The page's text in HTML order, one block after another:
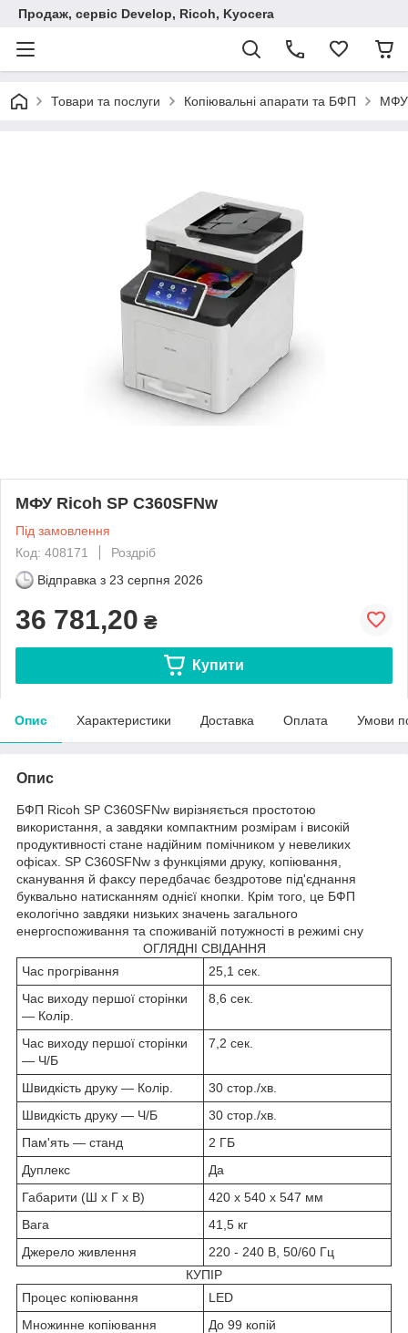
Продаж, сервіс Develop, Ricoh, Kyocera
Товари та послуги Копіювальні апарати та БФП МФУ
МФУ Ricoh SP C360SFNw
Під замовлення
Код: 408171
Роздріб
Відправка з 23 серпня 2026
36 781,20 ₴
Купити
Опис Характеристики Доставка Оплата Умови
Опис
БФП Ricoh SP C360SFNw вирізняється простотою
використання, а завдяки компактним розмірам і високій
продуктивності стане надійним помічником у невеликих
офісах. SP C360SFNw з функціями друку, копіювання,
сканування й факсу передбачає бездротове під'єднання
буквально натисканням однієї кнопки. Крім того, це БФП
екологічно завдяки низьких значень загального
енергоспоживання та споживаній потужності в режимі сну
ОГЛЯДНІ СВІДАННЯ
Час прогрівання
25,1 сек.
Час виходу першої сторінки
— Колір.
8,6 сек.
Час виходу першої сторінки
— Ч/Б
7,2 сек.
Швидкість друку — Колір.
30 стор./хв.
Швидкість друку — Ч/Б
30 стор./хв.
Пам'ять — станд
2 ГБ
Дуплекс
Да
Габарити (Ш x Г x В)
420 x 540 x 547 мм
Вага
41,5 кг
Джерело живлення
220 - 240 В, 50/60 Гц
КУПІР
Процес копіювання
LED
Множинне копіювання
До 99 копій